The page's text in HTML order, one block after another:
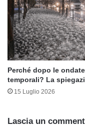
Perché dopo le
temporali? La
15 Luglio 2026
Lascia un